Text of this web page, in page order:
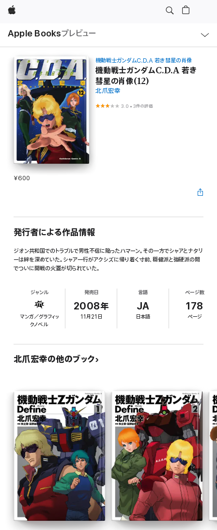
Apple
Apple Booksプレビュー
ル
機動戦士ガンダムC.D.A 若き彗星の肖像
機動戦士ガンダムC.D.A 若き
彗星の肖像(12)
北爪宏幸
3.0 •3件の評価
¥600
発行者による作品情報
ジオン共和国でのトラブルで男性不信に陥ったハマーン。その一方でシャアとナタリ
ーは絆を深めていた。シャア一行がアクシズに帰り着く寸前、穏健派と強硬派の間
でついに開戦の火蓋が切られていた。
ジャンル
マンガ／グラフィッ
クノベル
発売日
2008年
11月21日
言語
JA
日本語
ページ数
178
ページ
北爪宏幸の他のブック